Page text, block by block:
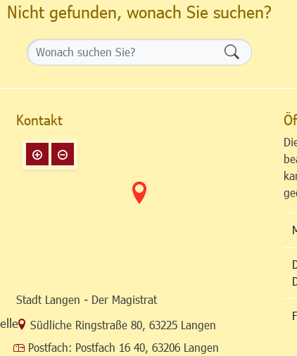
Nicht gefunden, wonach Sie suchen?
Kontakt
Stadt Langen - Der Magistrat
Link zur Google-Maps Navigation
Südliche Ringstraße 80 63225 Langen
Postfach: Postfach 16 40, 63206 Langen